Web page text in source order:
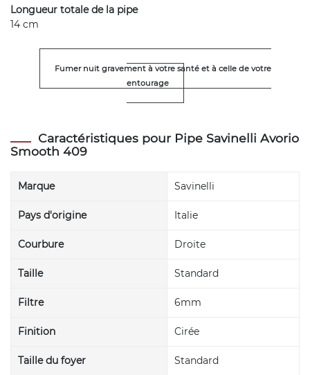
Longueur totale de la pipe
14 cm
Fumer nuit gravement à votre santé et à celle de votre
entourage
Caractéristiques pour Pipe Savinelli Avorio
Smooth 409
Marque Savinelli
Pays d'origine Italie
Courbure Droite
Taille Standard
Filtre 6mm
Finition Cirée
Taille du foyer Standard